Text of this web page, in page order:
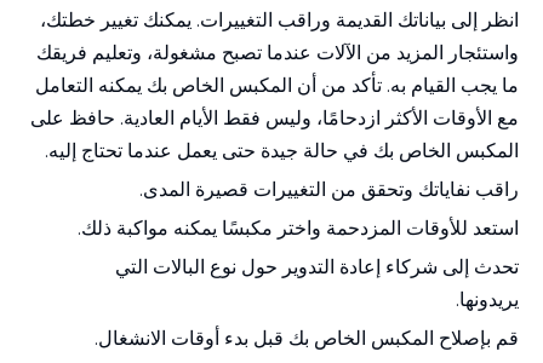
انظر إلى بياناتك القديمة وراقب التغييرات. يمكنك تغيير خطتك،
واستئجار المزيد من الآلات عندما تصبح مشغولة، وتعليم فريقك
ما يجب القيام به. تأكد من أن المكبس الخاص بك يمكنه التعامل
مع الأوقات الأكثر ازدحامًا، وليس فقط الأيام العادية. حافظ على
المكبس الخاص بك في حالة جيدة حتى يعمل عندما تحتاج إليه.
راقب نفاياتك وتحقق من التغييرات قصيرة المدى.
استعد للأوقات المزدحمة واختر مكبسًا يمكنه مواكبة ذلك.
تحدث إلى شركاء إعادة التدوير حول نوع البالات التي
يريدونها.
قم بإصلاح المكبس الخاص بك قبل بدء أوقات الانشغال.